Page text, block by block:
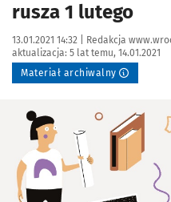
rusza 1 lutego
Data publikacji:
13.01.2021 14:32 | Autor:
Redakcja
aktualizacja: 5 lat temu, 14.01.2021
Materiał archiwalny
Kliknij, aby powiększyć